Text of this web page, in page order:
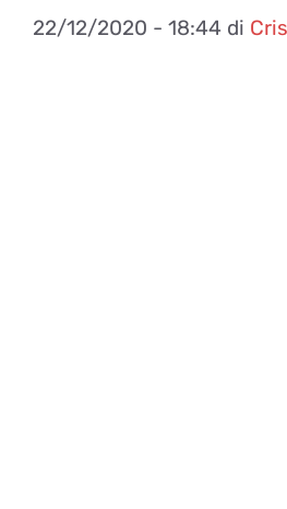
22/12/2020 - 18:44 di